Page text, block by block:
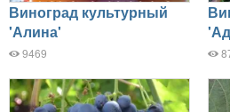
Виноград культурный
'Алина'
9469